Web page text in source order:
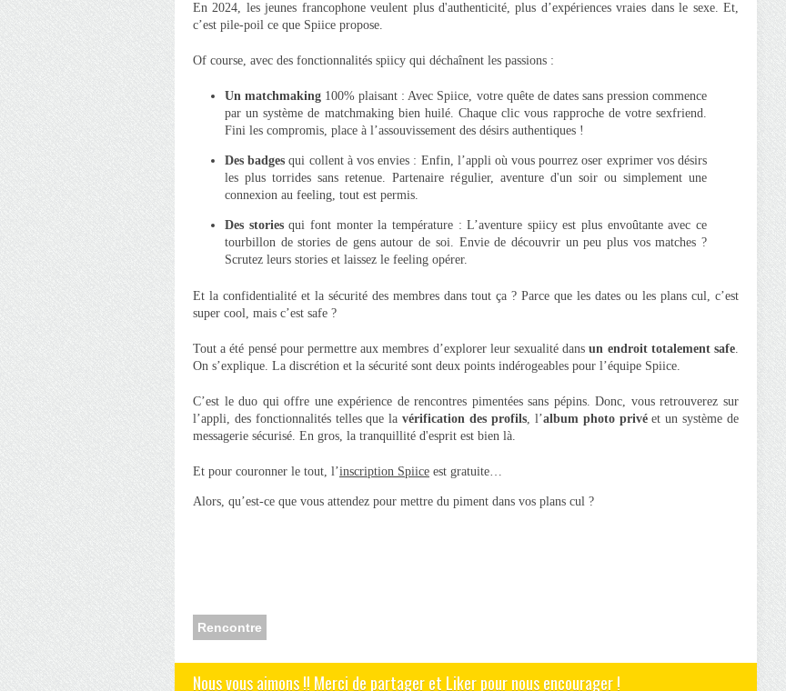
En 2024, les jeunes francophone veulent plus d'authenticité, plus d’expériences vraies dans le sexe. Et,
c’est pile-poil ce que Spiice propose.
Of course, avec des fonctionnalités spiicy qui déchaînent les passions :
Un matchmaking 100% plaisant : Avec Spiice, votre quête de dates sans pression commence
par un système de matchmaking bien huilé. Chaque clic vous rapproche de votre sexfriend.
Fini les compromis, place à l’assouvissement des désirs authentiques !
Des badgesqui collent à vos envies : Enfin, l’appli où vous pourrez oser exprimer vos désirs
les plus torrides sans retenue. Partenaire régulier, aventure d'un soir ou simplement une
connexion au feeling, tout est permis.
Des storiesqui font monter la température : L’aventure spiicy est plus envoûtante avec ce
tourbillon de stories de gens autour de soi. Envie de découvrir un peu plus vos matches ?
Scrutez leurs stories et laissez le feeling opérer.
Et la confidentialité et la sécurité des membres dans tout ça ? Parce que les dates ou les plans cul, c’est
super cool, mais c’est safe ?
Tout a été pensé pour permettre aux membres d’explorer leur sexualité dansun endroit totalement safe
On s’explique. La discrétion et la sécurité sont deux points indérogeables pour l’équipe Spiice.
C’est le duo qui offre une expérience de rencontres pimentées sans pépins. Donc, vous retrouverez sur
l’appli, des fonctionnalités telles que lavérification des profils, l’album photo privéet un système de
messagerie sécurisé. En gros, la tranquillité d'esprit est bien là.
Et pour couronner le tout, l’inscription Spiice est gratuite…
Alors, qu’est-ce que vous attendez pour mettre du piment dans vos plans cul ?
Rencontre
Nous vous aimons !! Merci de partager et Liker pour nous encourager !